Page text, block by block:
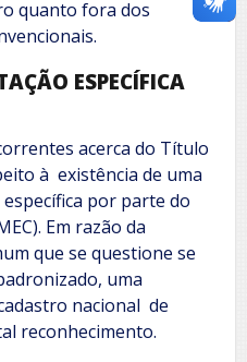
quanto fora dos
ESPECÍFICA
acerca do Título
à existência de uma
por parte do
Em razão da
que se questione se
uma
nacional de
reconhecimento.